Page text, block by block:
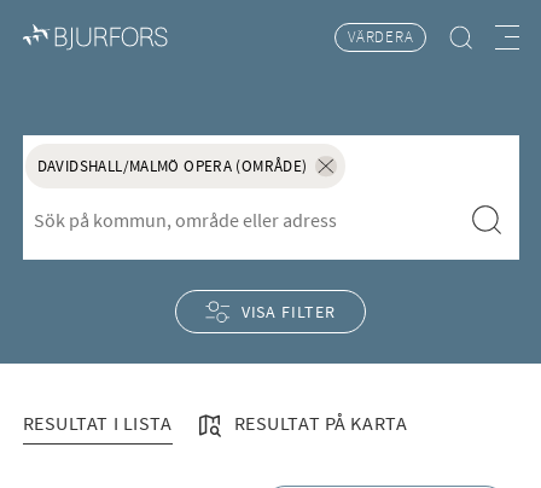
VÄRDERA
Hitta bostad
Meny
Bostäder till salu på
DAVIDSHALL/MALMÖ OPERA (OMRÅDE)
Ta bort sökordet "Davidshall/
VISA FILTER
RESULTAT I LISTA RESULTAT PÅ KARTA